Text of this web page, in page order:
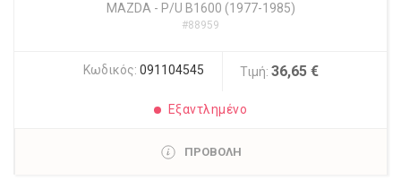
MAZDA- P/U B1600 (1977-1985)
#88959
Κωδικός: 091104545 Τιμή: 36,65 €
Εξαντλημένο
ΠΡΟΒΟΛΗ